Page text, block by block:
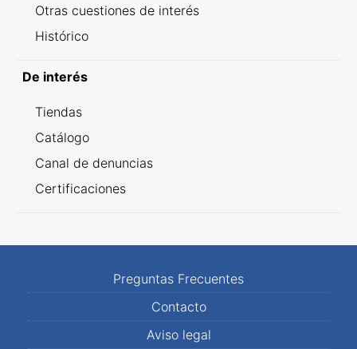
Otras cuestiones de interés
Histórico
De interés
Tiendas
Catálogo
Canal de denuncias
Certificaciones
Preguntas Frecuentes
Contacto
Aviso legal